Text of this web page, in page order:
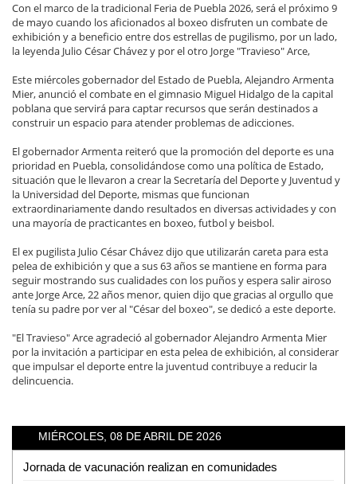
Con el marco de la tradicional Feria de Puebla 2026, será el próximo 9
de mayo cuando los aficionados al boxeo disfruten un combate de
exhibición y a beneficio entre dos estrellas de pugilismo, por un lado,
la leyenda Julio César Chávez y por el otro Jorge "Travieso" Arce,
Este miércoles gobernador del Estado de Puebla, Alejandro Armenta
Mier, anunció el combate en el gimnasio Miguel Hidalgo de la capital
poblana que servirá para captar recursos que serán destinados a
construir un espacio para atender problemas de adicciones.
El gobernador Armenta reiteró que la promoción del deporte es una
prioridad en Puebla, consolidándose como una política de Estado,
situación que le llevaron a crear la Secretaría del Deporte y Juventud y
la Universidad del Deporte, mismas que funcionan
extraordinariamente dando resultados en diversas actividades y con
una mayoría de practicantes en boxeo, futbol y beisbol.
El ex pugilista Julio César Chávez dijo que utilizarán careta para esta
pelea de exhibición y que a sus 63 años se mantiene en forma para
seguir mostrando sus cualidades con los puños y espera salir airoso
ante Jorge Arce, 22 años menor, quien dijo que gracias al orgullo que
tenía su padre por ver al "César del boxeo", se dedicó a este deporte.
"El Travieso" Arce agradeció al gobernador Alejandro Armenta Mier
por la invitación a participar en esta pelea de exhibición, al considerar
que impulsar el deporte entre la juventud contribuye a reducir la
delincuencia.
MIÉRCOLES, 08 DE ABRIL DE 2026
Jornada de vacunación realizan en comunidades